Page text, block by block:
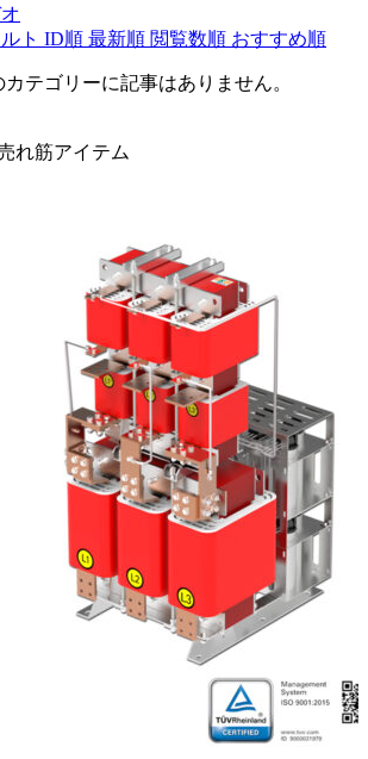
ト ID順 最新順 閲覧数順 おすすめ順
テゴリーに記事はありません。
れ筋アイテム